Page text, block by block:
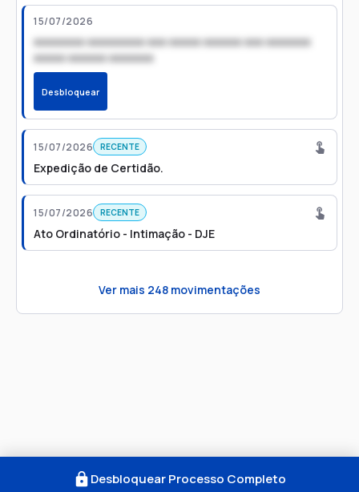
15/07/2026
xxxxxxxx xxxxxxxxx xxx xxxxx xxxxxx xxx xxxxxxx
xxxxx xxxxxx xxxxxxx
Desbloquear
15/07/2026 RECENTE
Expedição de Certidão.
15/07/2026 RECENTE
Ato Ordinatório - Intimação - DJE
Ver mais 248 movimentações
Desbloquear Processo Completo